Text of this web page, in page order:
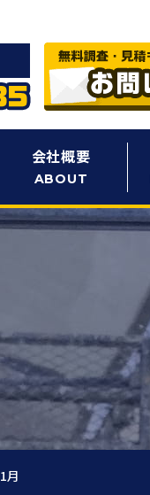
会社概要
ABOUT
1月